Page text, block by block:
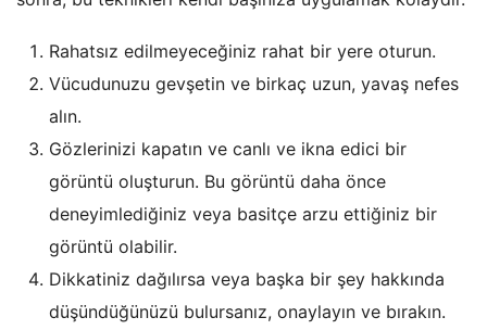
Rahatsız edilmeyeceğiniz rahat bir yere oturun.
Vücudunuzu gevşetin ve birkaç uzun, yavaş nefes
alın.
Gözlerinizi kapatın ve canlı ve ikna edici bir
görüntü oluşturun. Bu görüntü daha önce
deneyimlediğiniz veya basitçe arzu ettiğiniz bir
görüntü olabilir.
Dikkatiniz dağılırsa veya başka bir şey hakkında
düşündüğünüzü bulursanız, onaylayın ve bırakın.